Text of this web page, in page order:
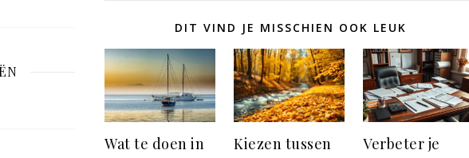
DIT VIND JE MISSCHIEN OOK LEUK
Wat te doen in
Kiezen tussen
Verbeter je